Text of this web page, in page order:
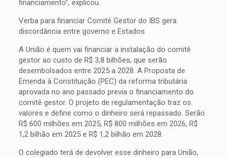
financiamento”, explicou.
Verba para financiar Comitê Gestor do IBS gera
discordância entre governo e Estados
A União é quem vai financiar a instalação do comitê
gestor ao custo de R$ 3,8 bilhões, que serão
desembolsados entre 2025 a 2028. A Proposta de
Emenda à Constituição (PEC) da reforma tributária
aprovada no ano passado previa o financiamento do
comitê gestor. O projeto de regulamentação traz os
valores e define como o dinheiro será repassado. Serão
R$ 600 milhões em 2025, R$ 800 milhões em 2026, R$
1,2 bilhão em 2025 e R$ 1,2 bilhão em 2028.
O colegiado terá de devolver esse dinheiro para União,